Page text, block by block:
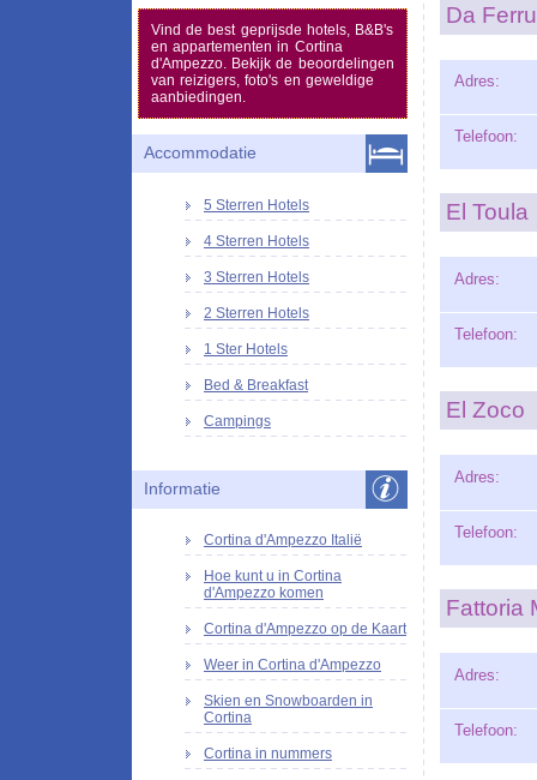
Da
Adres:
Telefoon:
El Toula
Adres:
Telefoon:
El Zoco
Adres:
Telefoon:
Fattoria
Adres:
Telefoon:
Vind de best geprijsde hotels, B&B's
en appartementen in Cortina
d'Ampezzo. Bekijk de beoordelingen
van reizigers, foto's en geweldige
aanbiedingen.
Accommodatie
5 Sterren Hotels
4 Sterren Hotels
3 Sterren Hotels
2 Sterren Hotels
1 Ster Hotels
Bed & Breakfast
Campings
Informatie
Cortina d'Ampezzo Italië
Hoe kunt u in Cortina
d'Ampezzo komen
Cortina d'Ampezzo op de Kaart
Weer in Cortina d'Ampezzo
Skien en Snowboarden in
Cortina
Cortina in nummers